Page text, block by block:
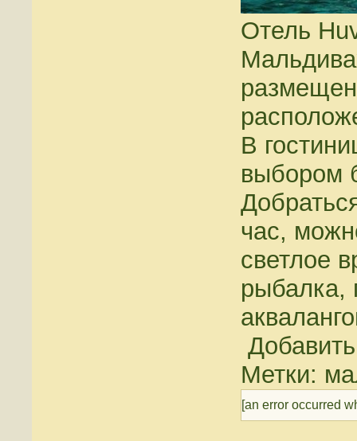
Отель
В
выбором
час,
светлое
рыбалка,
Метки:
[an error occurred